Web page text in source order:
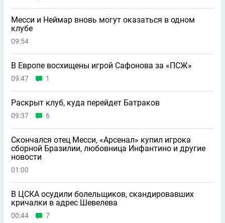
Месси и Неймар вновь могут оказаться в одном
клубе
09:54
В Европе восхищены игрой Сафонова за «ПСЖ»
09:47 1
Раскрыт клуб, куда перейдет Батраков
09:37 6
Скончался отец Месси, «Арсенал» купил игрока
сборной Бразилии, любовница Инфантино и другие
новости
01:00
В ЦСКА осудили болельщиков, скандировавших
кричалки в адрес Шевелева
00:44 7